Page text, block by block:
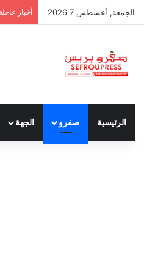
الجمعة, أغسطس 7 2026 أخبار عاجلة
الرئيسية صفرو الجهة